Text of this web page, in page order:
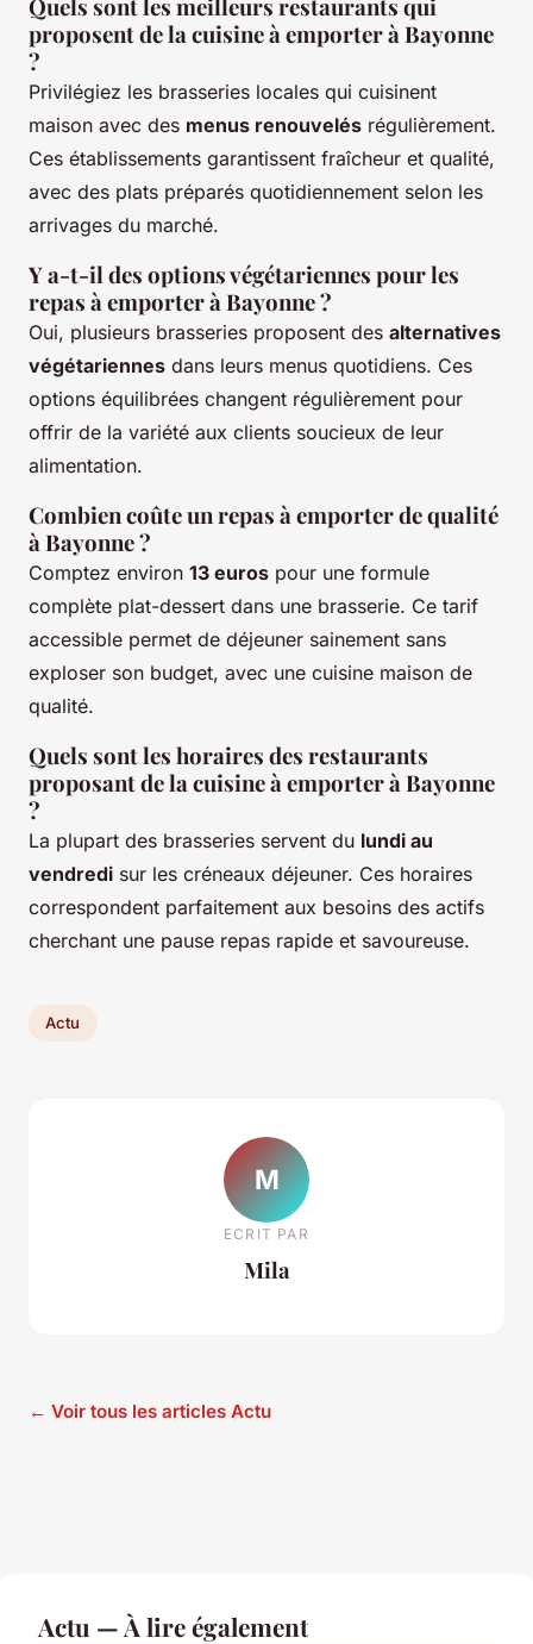
Quels sont les meilleurs restaurants qui
proposent de la cuisine à emporter à Bayonne
?
Privilégiez les brasseries locales qui cuisinent
maison avec des menus renouvelés régulièrement.
Ces établissements garantissent fraîcheur et qualité,
avec des plats préparés quotidiennement selon les
arrivages du marché.
Y a-t-il des options végétariennes pour les
repas à emporter à Bayonne ?
Oui, plusieurs brasseries proposent des alternatives
végétariennes dans leurs menus quotidiens. Ces
options équilibrées changent régulièrement pour
offrir de la variété aux clients soucieux de leur
alimentation.
Combien coûte un repas à emporter de qualité
à Bayonne ?
Comptez environ 13 euros pour une formule
complète plat-dessert dans une brasserie. Ce tarif
accessible permet de déjeuner sainement sans
exploser son budget, avec une cuisine maison de
qualité.
Quels sont les horaires des restaurants
proposant de la cuisine à emporter à Bayonne
?
La plupart des brasseries servent du lundi au
vendredi sur les créneaux déjeuner. Ces horaires
correspondent parfaitement aux besoins des actifs
cherchant une pause repas rapide et savoureuse.
Actu
M
ECRIT PAR
Mila
← Voir tous les articles Actu
Actu — À lire également